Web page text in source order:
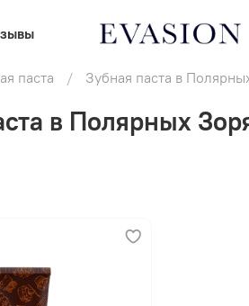
паста Зубная паста в
в Полярных